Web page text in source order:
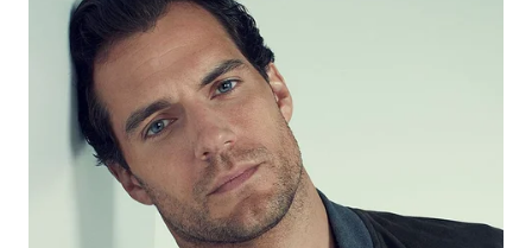
PRIANGAN
TIMUR
WN
SEMARANG